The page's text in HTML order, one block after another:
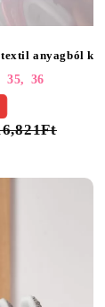
anyagból
35, 36